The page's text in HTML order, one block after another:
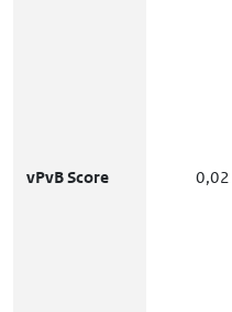
vPvB Score 0,02